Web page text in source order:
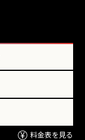
料金表を見る